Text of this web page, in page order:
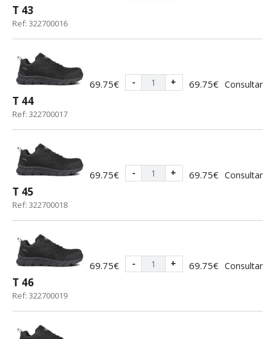
T 43
Ref: 322700016
T 44
Ref: 322700017
69.75€ - + 69.75€ Consultar
T 45
Ref: 322700018
69.75€ - + 69.75€ Consultar
T 46
Ref: 322700019
69.75€ - + 69.75€ Consultar